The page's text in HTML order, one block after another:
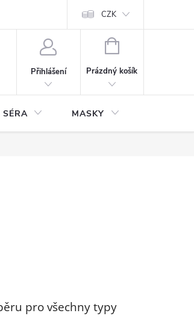
CZK
Přihlášení
NÁKUPNÍ
Prázdný košík
SÉRA MASKY
pro všechny typy